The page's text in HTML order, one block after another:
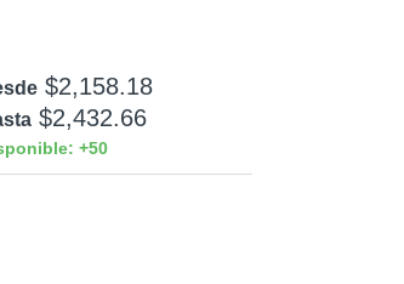
$2,158.18
$2,432.66
+50